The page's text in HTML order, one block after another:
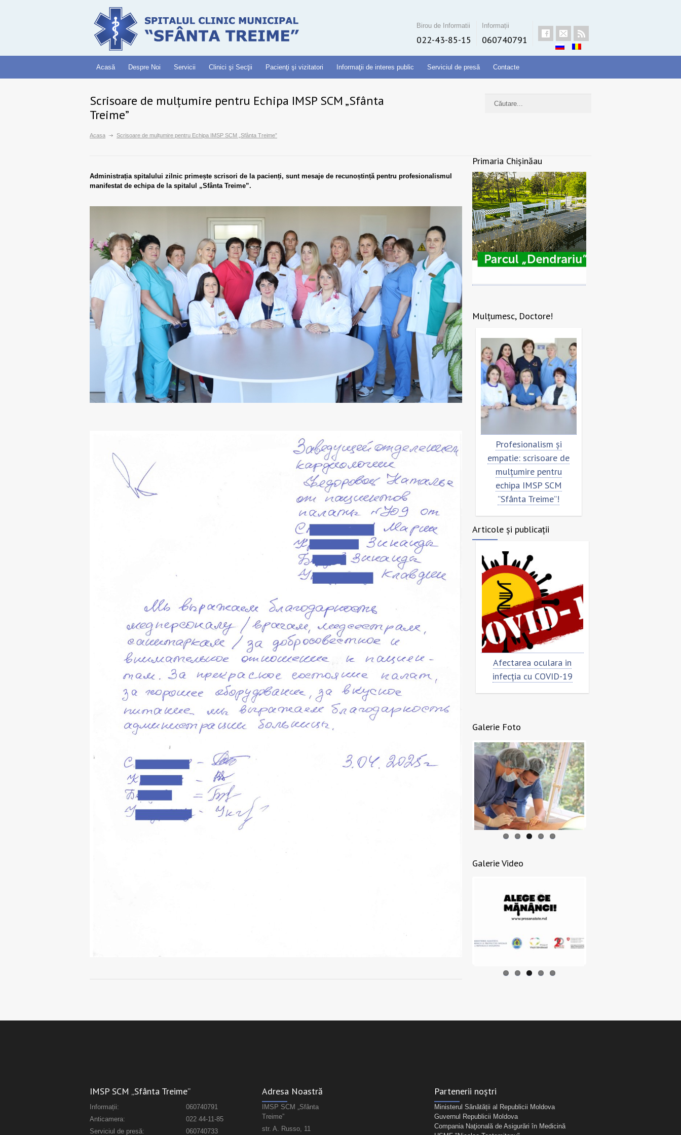
Birou de Informatii
022-43-85-15
Informații
060740791
Acasă Despre Noi Servicii Clinici şi Secţii Pacienţi şi vizitatori Informaţii de interes public Serviciul de presă Contacte
Scrisoare de mulțumire pentru Echipa IMSP SCM „Sfânta
Treime”
Acasa Scrisoare de mulțumire pentru Echipa IMSP SCM „Sfânta Treime”
Administrația spitalului zilnic primește scrisori de la pacienți, sunt mesaje de recunoștință pentru profesionalismul
manifestat de echipa de la spitalul „Sfânta Treime”.
Primaria Chișinăau
Mulțumesc, Doctore!
Scrisoare de mulțumire
pentru Echipa IMSP
SCM „Sfânta Treime”
Scrisoare de mulțumire
pentru Echipa IMSP
SCM „Sfânta Treime”
Profesionalism și
empatie: scrisoare de
mulțumire pentru
echipa IMSP SCM
”Sfânta Treime”!
Articole și publicații
29 septembrie - Ziua
Mondială a Inimii
Limfom gastric primar
Non-Hodgkin
Afectarea oculara in
infecția cu COVID-19
Galerie Foto
Galerie Video
IMSP SCM „Sfânta Treime”
Informații:
060740791
Anticamera:
022 44-11-85
Serviciul de presă:
060740733
Adresa Noastră
IMSP SCM „Sfânta
Treime”
str. A. Russo, 11
Partenerii noștri
Ministerul Sănătății al Republicii Moldova
Guvernul Republicii Moldova
Compania Naţională de Asigurări în Medicină